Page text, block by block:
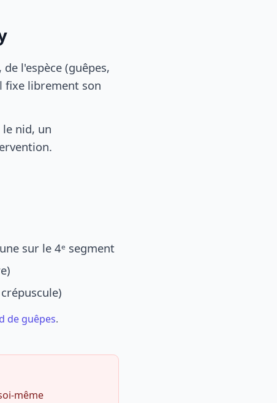
l'espèce (guêpes,
fixe librement son
nid, un
sur le 4ᵉ segment
de guêpes.
même